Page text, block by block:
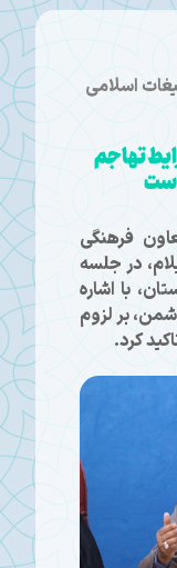
اسلامی
تهاجم
فرهنگی
در جلسه‌
با اشاره
بر لزوم
کرد.